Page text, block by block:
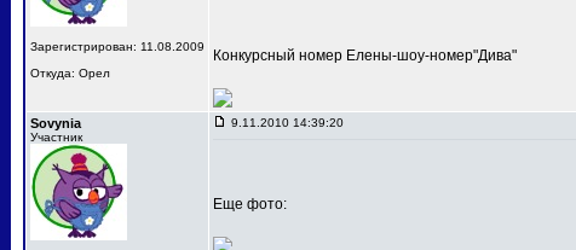
Зарегистрирован: 11.08.2009
Откуда: Орел
Конкурсный номер Елены-шоу-номер"Дива"
Sovynia
Участник
9.11.2010 14:39:20
Еще фото: